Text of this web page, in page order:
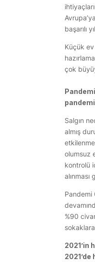
başarılı
Küçük
çok
Salgın
almış
olumsuz
kontrolü
Pandemi
%90
2021’in